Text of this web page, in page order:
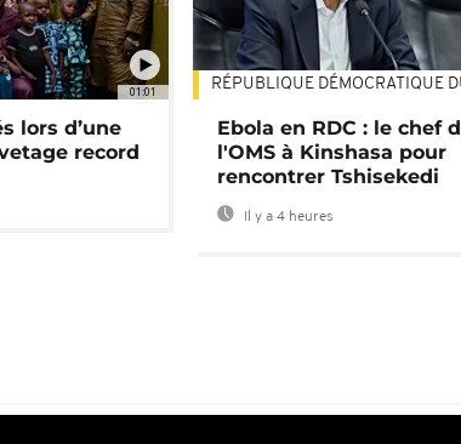
01:01
lors d’une
record
RÉPUBLIQUE DÉMOCRATIQUE
Ebola en RDC : le chef
l'OMS à Kinshasa pour
rencontrer Tshisekedi
Il y a 4 heures